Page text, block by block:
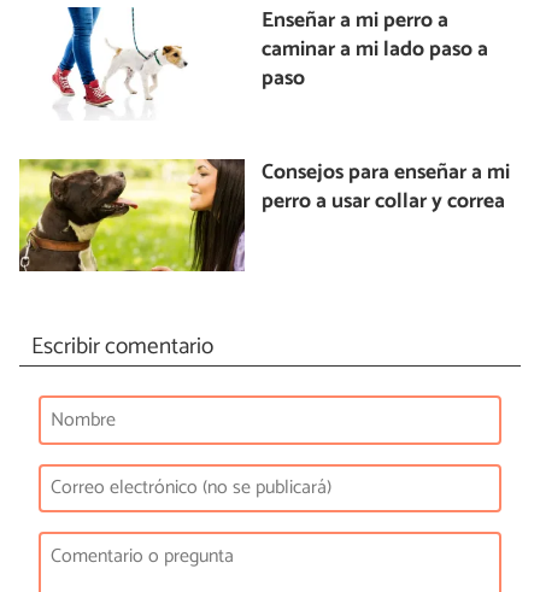
Enseñar a mi perro a
caminar a mi lado paso a
paso
Consejos para enseñar a mi
perro a usar collar y correa
Escribir comentario